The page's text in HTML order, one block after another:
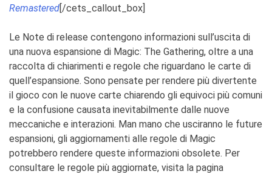
Remastered[/cets_callout_box]
Le Note di release contengono informazioni sull’uscita di
una nuova espansione di Magic: The Gathering, oltre a una
raccolta di chiarimenti e regole che riguardano le carte di
quell’espansione. Sono pensate per rendere più divertente
il gioco con le nuove carte chiarendo gli equivoci più comuni
e la confusione causata inevitabilmente dalle nuove
meccaniche e interazioni. Man mano che usciranno le future
espansioni, gli aggiornamenti alle regole di Magic
potrebbero rendere queste informazioni obsolete. Per
consultare le regole più aggiornate, visita la pagina